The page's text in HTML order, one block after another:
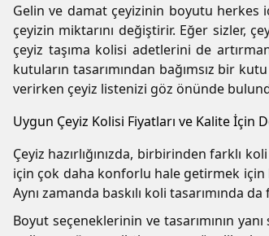
Gelin ve damat çeyizinin boyutu herkes
çeyizin miktarını değiştirir. Eğer sizler,
çeyiz taşıma kolisi adetlerini de
kutuların tasarımından bağımsız bir
verirken çeyiz listenizi göz önünde
Uygun Çeyiz Kolisi Fiyatları ve Kalite İçin
Çeyiz hazırlığınızda, birbirinden farklı
için çok daha konforlu hale getirmek için
Aynı zamanda baskılı koli tasarımında
Boyut seçeneklerinin ve tasarımının